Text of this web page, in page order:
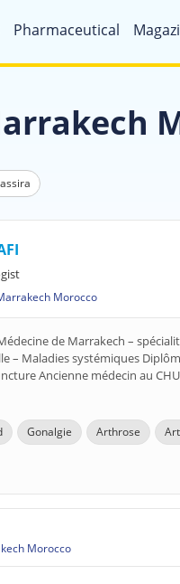
Pharmaceutical
Morocco
de Marrakech –
– Maladies systémiques
Ancienne médecin au
Gonalgie Arthrose
Morocco